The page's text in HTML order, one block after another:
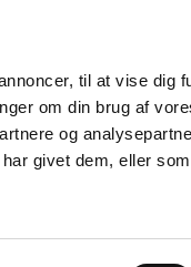
til at vise dig
om din brug af
og
givet dem, eller
Nyheder Om
og
Apoteker